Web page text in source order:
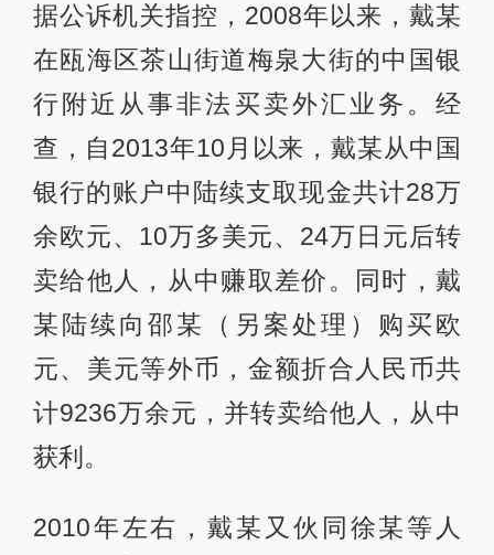
据公诉机关指控，2008年以来，戴某
在瓯海区茶山街道梅泉大街的中国银
行附近从事非法买卖外汇业务。经
查，自2013年10月以来，戴某从中国
银行的账户中陆续支取现金共计28万
余欧元、10万多美元、24万日元后转
卖给他人，从中赚取差价。同时，戴
某陆续向邵某（另案处理）购买欧
元、美元等外币，金额折合人民币共
计9236万余元，并转卖给他人，从中
获利。
2010年左右，戴某又伙同徐某等人